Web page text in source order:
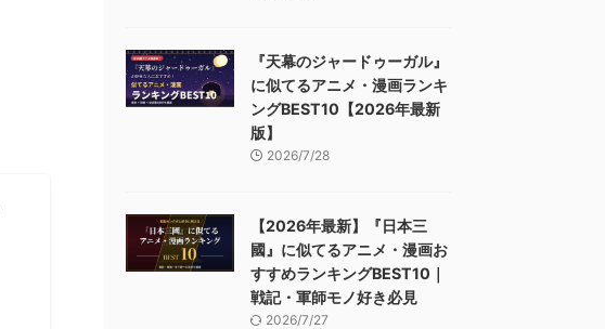
『天幕のジャードゥーガル』
に似てるアニメ・漫画ランキ
ングBEST10【2026年最新
版】
2026/7/28
【2026年最新】『日本三
國』に似てるアニメ・漫画お
すすめランキングBEST10｜
戦記・軍師モノ好き必見
2026/7/27